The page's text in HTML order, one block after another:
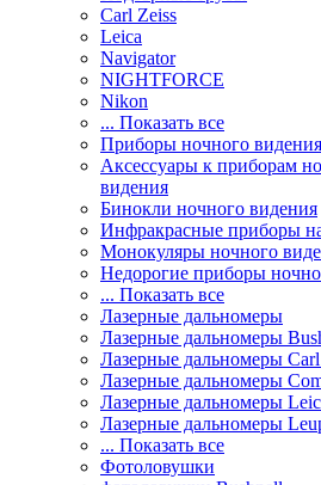
Carl Zeiss
Leica
Navigator
NIGHTFORCE
Nikon
... Показать все
Приборы ночного видения
Аксессуары к приборам
видения
Бинокли ночного видения
Инфракрасные приборы
Монокуляры ночного
Недорогие приборы
... Показать все
Лазерные дальномеры
Лазерные дальномеры
Лазерные дальномеры
Лазерные дальномеры
Лазерные дальномеры
Лазерные дальномеры
... Показать все
Фотоловушки